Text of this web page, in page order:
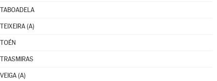
TABOADELA
TEIXEIRA (A)
TOÉN
TRASMIRAS
VEIGA (A)